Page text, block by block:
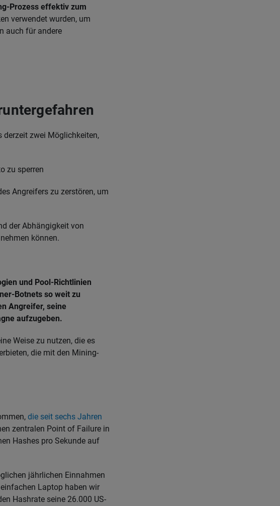
Prozess effektiv zum
verwendet wurden, um
auch für andere
derzeit zwei Möglichkeiten,
zu sperren
Angreifers zu zerstören, um
der Abhängigkeit von
können.
und Pool-Richtlinien
Botnets so weit zu
Angreifer, seine
aufzugeben.
Weise zu nutzen, die es
die mit den Mining-
die seit sechs Jahren
zentralen Point of Failure in
Hashes pro Sekunde auf
jährlichen Einnahmen
Laptop haben wir
Hashrate seine 26.000 US-